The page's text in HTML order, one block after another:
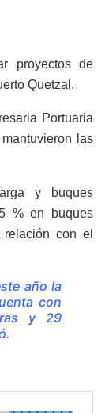
proyectos de
Quetzal.
Portuaria
las
y buques
% en buques
con el
año la
con
y 29